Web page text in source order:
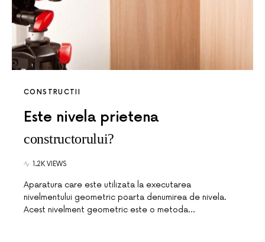
CONSTRUCTII
Este nivela prietena
constructorului?
1.2K VIEWS
Aparatura care este utilizata la executarea
nivelmentului geometric poarta denumirea de nivela.
Acest nivelment geometric este o metoda…